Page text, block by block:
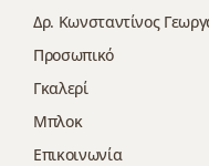
Δρ. Κωνσταντίνος
Προσωπικό
Γκαλερί
Μπλοκ
Επικοινωνία